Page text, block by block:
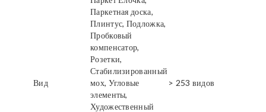
Вид
Паркетная доска,
Плинтус, Подложка,
Пробковый
компенсатор,
Розетки,
Стабилизированный
мох, Угловые
элементы,
Художественный
> 253 видов